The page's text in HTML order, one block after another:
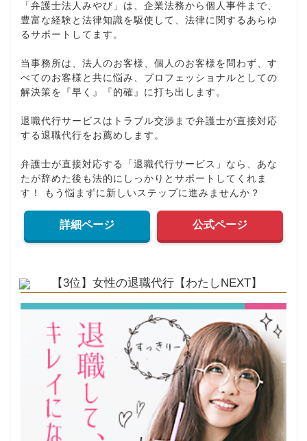
「弁護士法人みやび」は、企業法務から個人事件まで、
豊富な経験と法律知識を駆使して、法律に関するあらゆ
るサポートしてます。
当事務所は、法人のお客様、個人のお客様を問わず、す
べてのお客様と共に悩み、プロフェッショナルとしての
解決策を『早く』『的確』に打ち出します。
退職代行サービスはトラブル交渉まで弁護士が直接対応
する退職代行をお薦めします。
弁護士が直接対応する「退職代行サービス」なら、あな
たが辞めた後も法的にしっかりとサポートしてくれま
す！ もう悩まずに新しいステップに進みませんか？
詳細ページ 公式ページ
【3位】女性の退職代行【わたしNEXT】